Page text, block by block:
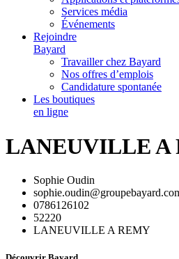
Services média
Événements
Rejoindre
Bayard
Travailler chez Bayard
Nos offres d’emplois
Candidature spontanée
Les boutiques
en ligne
LANEUVILLE A
Sophie Oudin
0786126102
52220
LANEUVILLE A REMY